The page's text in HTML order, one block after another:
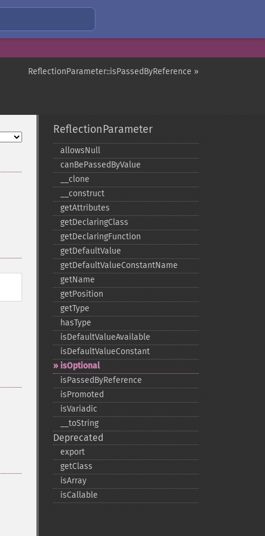
ReflectionParameter::isPassedByReference »
ReflectionParameter
allowsNull
canBePassedByValue
_​_​clone
_​_​construct
getAttributes
getDeclaringClass
getDeclaringFunction
getDefaultValue
getDefaultValueConstantName
getName
getPosition
getType
hasType
isDefaultValueAvailable
isDefaultValueConstant
isOptional
isPassedByReference
isPromoted
isVariadic
_​_​toString
Deprecated
export
getClass
isArray
isCallable